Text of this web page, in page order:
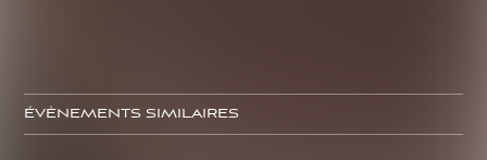
ÉVÈNEMENTS SIMILAIRES